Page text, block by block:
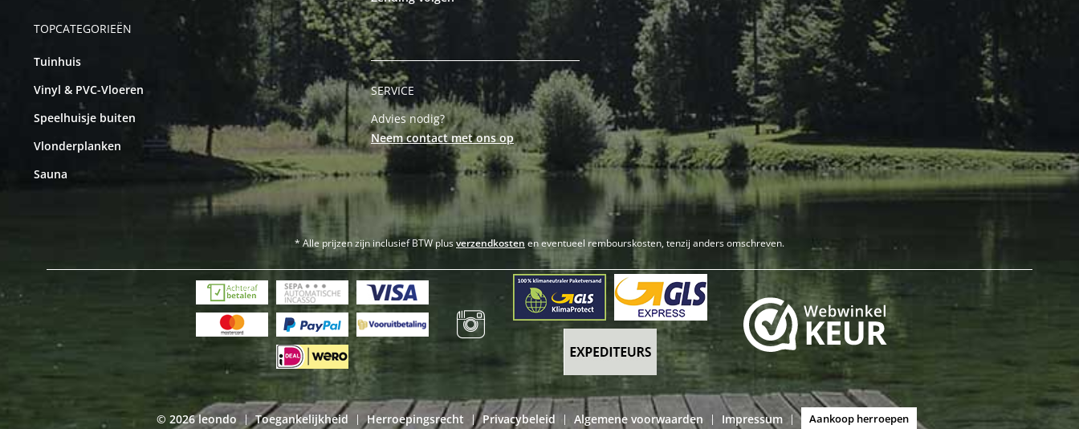
TOPCATEGORIEËN
Tuinhuis
Vinyl & PVC-Vloeren
Speelhuisje buiten
Vlonderplanken
Sauna
SERVICE
Advies nodig?
Neem contact met ons op
* Alle prijzen zijn inclusief BTW plusverzendkosten en eventueel rembourskosten, tenzij anders omschreven.
© 2026 leondo | Toegankelijkheid | Herroepingsrecht | Privacybeleid | Algemene voorwaarden | Impressum | Aankoop herroepen